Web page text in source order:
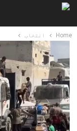
Home انتخاب